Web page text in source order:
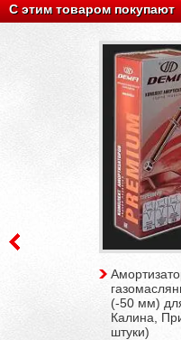
С этим товаром покупают
(-50 мм)
Калина,
штуки)